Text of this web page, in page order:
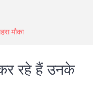
मौका
रहे हैं उनके